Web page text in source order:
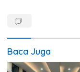
Baca Juga